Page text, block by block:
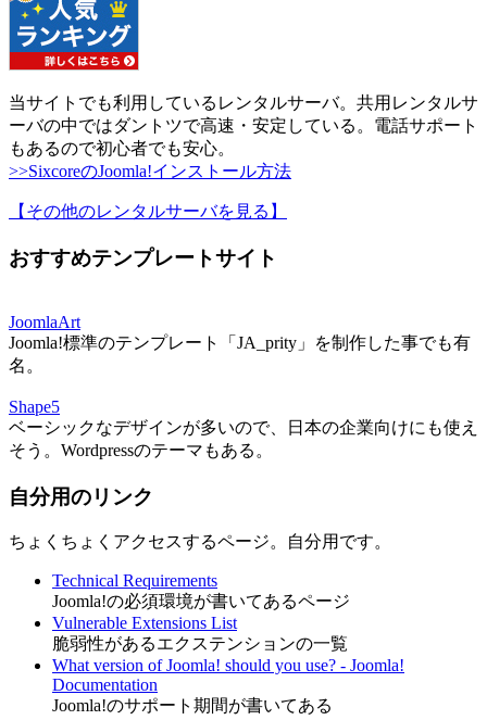
当サイトでも利用しているレンタルサーバ。共用レンタルサ
ーバの中ではダントツで高速・安定している。電話サポート
もあるので初心者でも安心。
>>SixcoreのJoomla!インストール方法
【その他のレンタルサーバを見る 】
おすすめテンプレートサイト
JoomlaArt
Joomla!標準のテンプレート「JA_prity」を制作した事でも有
名。
Shape5
ベーシックなデザインが多いので、日本の企業向けにも使え
そう。Wordpressのテーマもある。
自分用のリンク
ちょくちょくアクセスするページ。自分用です。
Technical Requirements
Joomla!の必須環境が書いてあるページ
Vulnerable Extensions List
脆弱性があるエクステンションの一覧
What version of Joomla! should you use? - Joomla!
Documentation
Joomla!のサポート期間が書いてある